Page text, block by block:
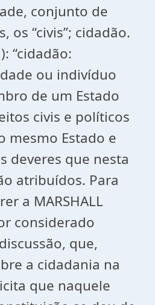
conjunto de
os “civis”; cidadão.
“cidadão:
ou indivíduo
de um Estado
civis e políticos
mesmo Estado e
deveres que nesta
atribuídos. Para
a MARSHALL
considerado
que,
a cidadania na
que naquele